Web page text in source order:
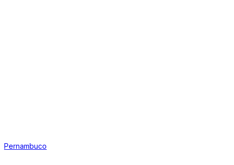
Pernambuco